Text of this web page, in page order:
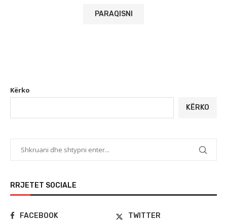
Kërko
KËRKO
RRJETET SOCIALE
FACEBOOK
TWITTER